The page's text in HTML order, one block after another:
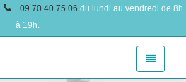
09 70 40 75 06 du lundi au vendredi de 8h
à 19h.